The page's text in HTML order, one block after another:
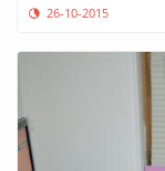
26-10-2015